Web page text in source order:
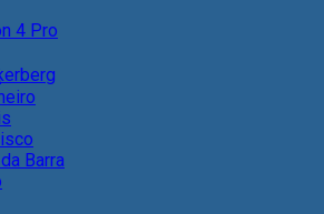
4 Pro
Barra